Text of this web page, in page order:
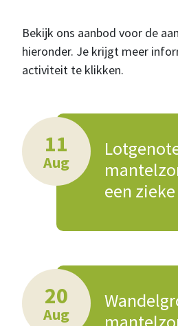
Bekijk ons aanbod voor de
hieronder. Je krijgt meer
activiteit te klikken.
11
Aug
een
20
Aug